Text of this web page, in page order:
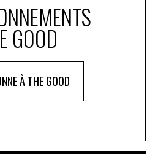
GOOD
À THE GOOD